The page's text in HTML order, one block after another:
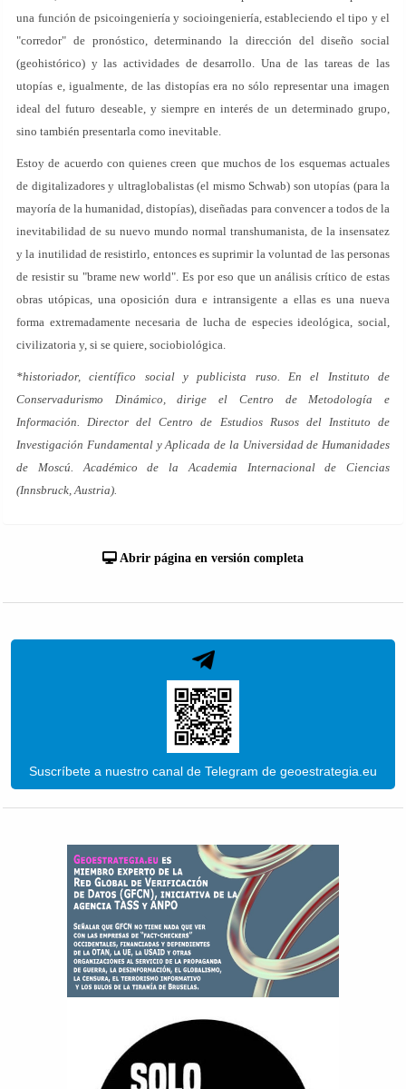
una función de psicoingeniería y socioingeniería, estableciendo el tipo y el
"corredor" de pronóstico, determinando la dirección del diseño social
(geohistórico) y las actividades de desarrollo. Una de las tareas de las
utopías e, igualmente, de las distopías era no sólo representar una imagen
ideal del futuro deseable, y siempre en interés de un determinado grupo,
sino también presentarla como inevitable.
Estoy de acuerdo con quienes creen que muchos de los esquemas actuales
de digitalizadores y ultraglobalistas (el mismo Schwab) son utopías (para la
mayoría de la humanidad, distopías), diseñadas para convencer a todos de la
inevitabilidad de su nuevo mundo normal transhumanista, de la insensatez
y la inutilidad de resistirlo, entonces es suprimir la voluntad de las personas
de resistir su "brame new world". Es por eso que un análisis crítico de estas
obras utópicas, una oposición dura e intransigente a ellas es una nueva
forma extremadamente necesaria de lucha de especies ideológica, social,
civilizatoria y, si se quiere, sociobiológica.
*historiador, científico social y publicista ruso. En el Instituto de
Conservadurismo Dinámico, dirige el Centro de Metodología e
Información. Director del Centro de Estudios Rusos del Instituto de
Investigación Fundamental y Aplicada de la Universidad de Humanidades
de Moscú. Académico de la Academia Internacional de Ciencias
(Innsbruck, Austria).
Abrir página en versión completa
Suscríbete a nuestro canal de Telegram de geoestrategia.eu